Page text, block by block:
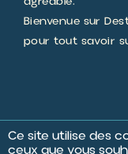
pour tout savoir
Développement Code
Processx www.processx.fr
Ce site utilise des
ceux que vous